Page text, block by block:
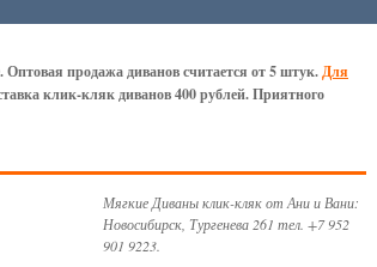
продажа диванов считается от 5 штук.Для
клик-кляк диванов 400 рублей. Приятного
Мягкие Диваны клик-кляк от Ани и Вани:
Новосибирск, Тургенева 261 тел. +7 952
901 9223.